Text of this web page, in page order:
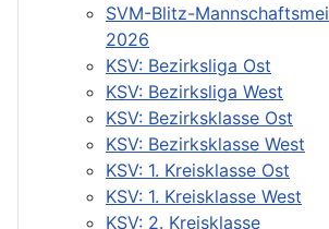
SVM-Blitz-
2026
KSV: Bezirksliga Ost
KSV: Bezirksliga West
KSV: Bezirksklasse Ost
KSV: Bezirksklasse West
KSV: 1. Kreisklasse Ost
KSV: 1. Kreisklasse West
KSV: 2. Kreisklasse